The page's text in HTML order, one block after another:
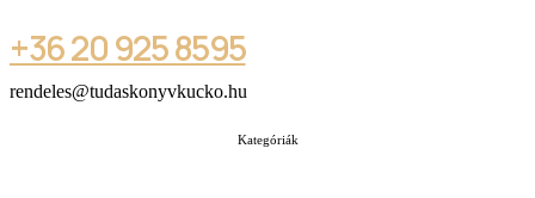
+36 20 925 8595
rendeles@tudaskonyvkucko.hu
Kategóriák